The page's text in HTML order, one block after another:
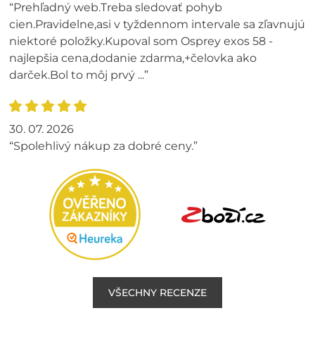
“Prehľadný web.Treba sledovať pohyb
cien.Pravidelne,asi v tyždennom intervale sa zľavnujú
niektoré položky.Kupoval som Osprey exos 58 -
najlepšia cena,dodanie zdarma,+čelovka ako
darček.Bol to môj prvý ...”
30. 07. 2026
“Spolehlivý nákup za dobré ceny.”
VŠECHNY RECENZE